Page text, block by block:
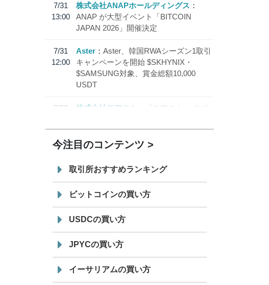
7/31
13:00
株式会社ANAPホールディングス
ANAP が大型イベント「BITCOIN
JAPAN 2026」開催決定
7/31
12:00
Aster
Aster、韓国RWAシーズン1取引
キャンペーンを開始 $SKHYNIX・
$SAMSUNG対象、賞金総額10,000
USDT
7/30
株式会社モアクト
「モアクト」 のポ
「 JPYC」を追加
19:30
てステーブルコイン「JPYSC」徹底解
説セミナーを開催
今注目のコンテンツ
取引所おすすめランキング
ビットコインの買い方
USDCの買い方
JPYCの買い方
イーサリアムの買い方